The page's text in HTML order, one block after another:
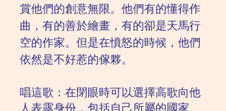
賞他們的創意無限。他們有的懂得作
曲，有的善於繪畫，有的卻是天馬行
空的作家。但是在憤怒的時候，他們
依然是不好惹的傢夥。
唱這歌：在閉眼時可以選擇高歌向他
人表露身份，包括自己所屬的國家